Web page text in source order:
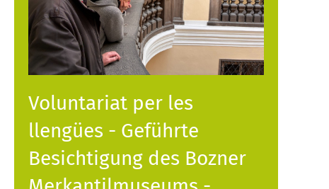
Voluntariat per les
llengües - Geführte
Besichtigung des Bozner